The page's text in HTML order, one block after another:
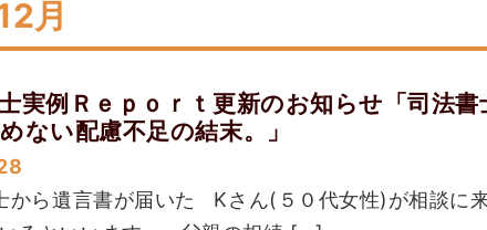
月
実例Ｒｅｐｏｒｔ更新のお知らせ「司法
ない配慮不足の結末。」
から遺言書が届いた Kさん(５０代女性)が相談に